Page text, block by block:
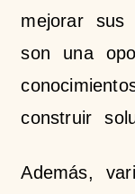
mejorar sus
son una
construir
Además,